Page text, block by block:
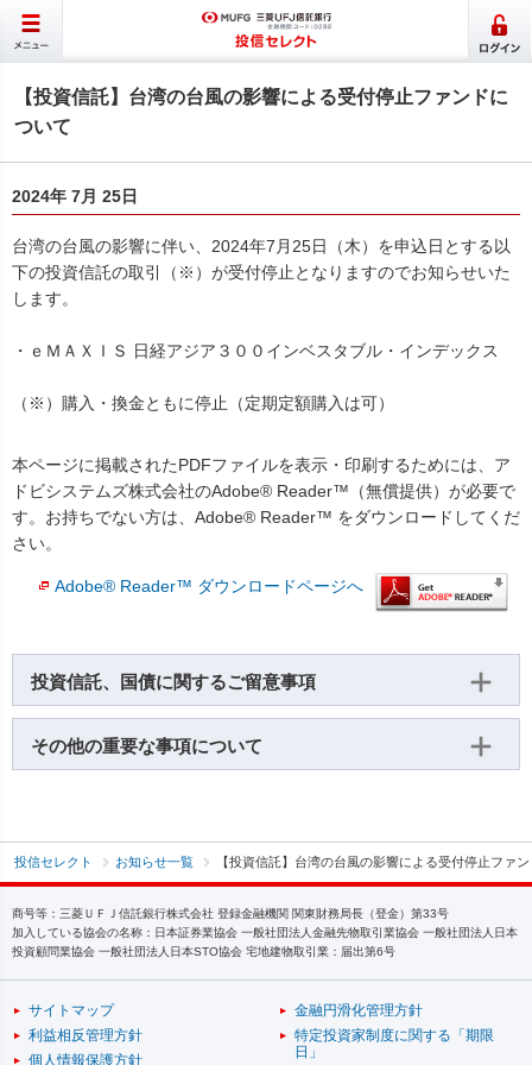
【投資信託】台湾の台風の影響による受付停止ファンドに
ついて
2024年 7月 25日
台湾の台風の影響に伴い、2024年7月25日（木）を申込日とする以
下の投資信託の取引（※）が受付停止となりますのでお知らせいた
します。
・ｅＭＡＸＩＳ 日経アジア３００インベスタブル・インデックス
（※）購入・換金ともに停止（定期定額購入は可）
本ページに掲載されたPDFファイルを表示・印刷するためには、ア
ドビシステムズ株式会社のAdobe® Reader™（無償提供）が必要で
す。お持ちでない方は、Adobe® Reader™ をダウンロードしてくだ
さい。
Adobe® Reader™ ダウンロードページへ
投資信託、国債に関するご留意事項
その他の重要な事項について
投信セレクト お知らせ一覧 【投資信託】台湾の台風の影響による受付停止ファ
商号等：三菱ＵＦＪ信託銀行株式会社 登録金融機関 関東財務局長（登金）第33号
加入している協会の名称：日本証券業協会 一般社団法人金融先物取引業協会 一般社団法人日本
投資顧問業協会 一般社団法人日本STO協会 宅地建物取引業：届出第6号
サイトマップ
利益相反管理方針
個人情報保護方針
金融円滑化管理方針
特定投資家制度に関する「期限
日」